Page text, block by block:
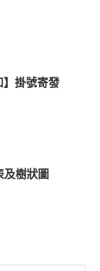
】掛號寄發
及樹狀圖